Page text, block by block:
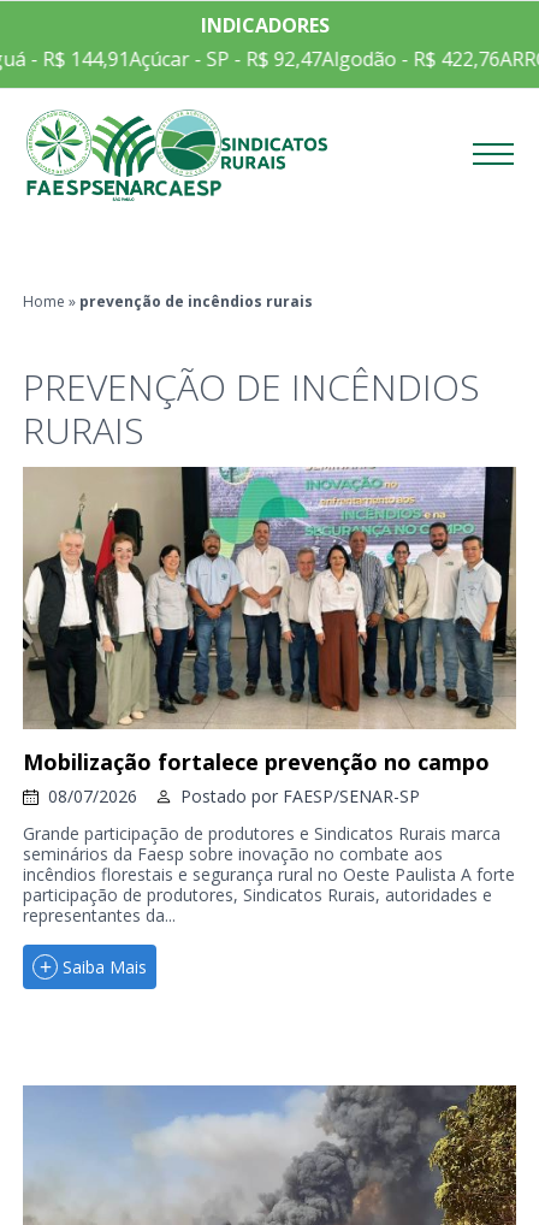
INDICADORES
- R$ 144,91Açúcar - SP - R$ 92,47Algodão - R$ 422,76
Home » prevenção de incêndios rurais
PREVENÇÃO DE INCÊNDIOS
RURAIS
Mobilização fortalece prevenção no campo
08/07/2026 Postado por FAESP/SENAR-SP
Grande participação de produtores e Sindicatos Rurais marca
seminários da Faesp sobre inovação no combate aos
incêndios florestais e segurança rural no Oeste Paulista A forte
participação de produtores, Sindicatos Rurais, autoridades e
representantes da...
Saiba Mais